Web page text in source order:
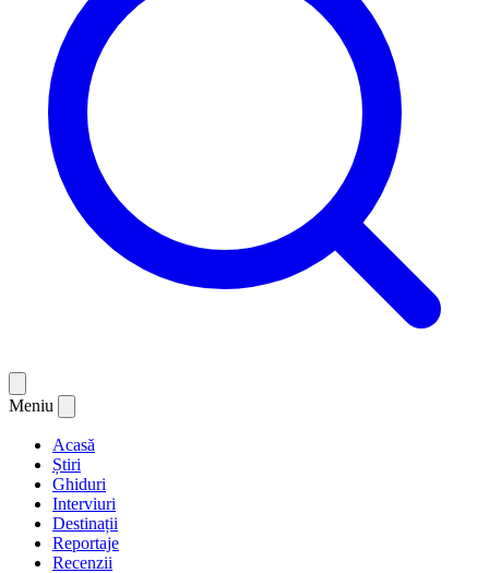
Meniu
Acasă
Știri
Ghiduri
Interviuri
Destinații
Reportaje
Recenzii